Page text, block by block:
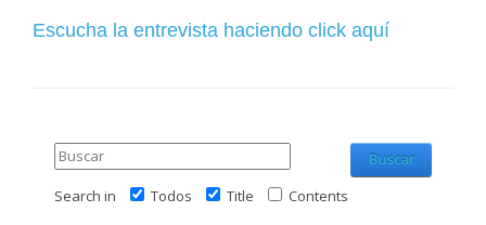
Escucha la entrevista haciendo click aquí
Buscar
Search in
Todos Title Contents